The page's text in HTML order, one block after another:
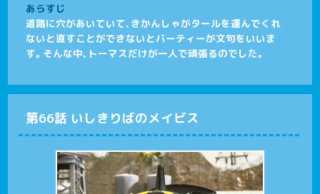
あらすじ
道路に穴があいていて、きかんしゃがタールを運んでくれ
ないと直すことができないとバーティーが文句をいいま
す。そんな中、トーマスだけが一人で頑張るのでした。
第66話 いしきりばのメイビス